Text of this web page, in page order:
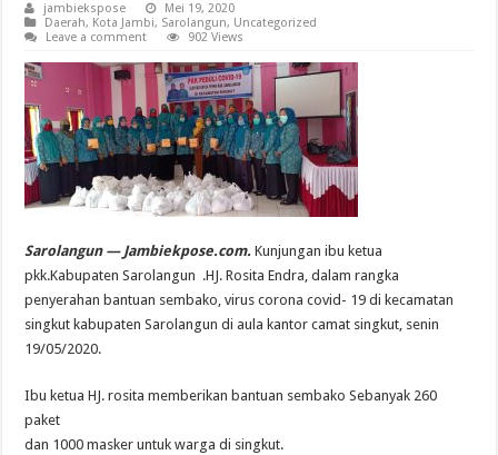
jambiekspose
Mei 19, 2020
Daerah, Kota Jambi, Sarolangun, Uncategorized
Leave a comment
902 Views
Sarolangun — Jambiekpose.com.Kunjungan ibu ketua
pkk.Kabupaten Sarolangun .HJ. Rosita Endra, dalam rangka
penyerahan bantuan sembako, virus corona covid- 19 di kecamatan
singkut kabupaten Sarolangun di aula kantor camat singkut, senin
19/05/2020.
Ibu ketua HJ. rosita memberikan bantuan sembako Sebanyak 260
paket
dan 1000 masker untuk warga di singkut.